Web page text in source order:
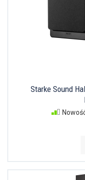
Starke Sound